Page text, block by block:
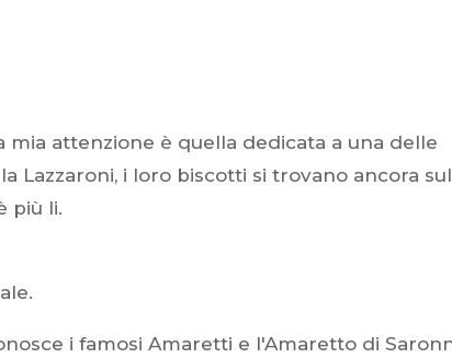
mia attenzione è quella dedicata a una delle
Lazzaroni, i loro biscotti si trovano ancora
più li.
i famosi Amaretti e l'Amaretto di